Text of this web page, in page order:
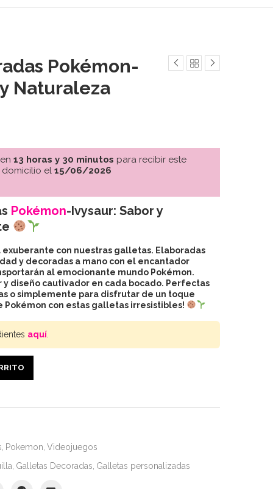
Pokémon-
Naturaleza
13 horas y 30 minutos para recibir este
el 15/06/2026
Pokémon-Ivysaur: Sabor y
con nuestras galletas. Elaboradas
y decoradas a mano con el encantador
al emocionante mundo Pokémon.
y diseño cautivador en cada bocado. Perfectas
o simplemente para disfrutar de un toque
Pokémon con estas galletas irresistibles!
aquí.
Pokemon Videojuegos
Galletas Decoradas Galletas personalizadas